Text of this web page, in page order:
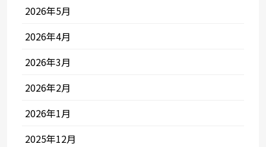
2026年5月
2026年4月
2026年3月
2026年2月
2026年1月
2025年12月